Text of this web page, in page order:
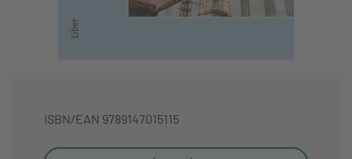
ISBN/EAN 9789147015115